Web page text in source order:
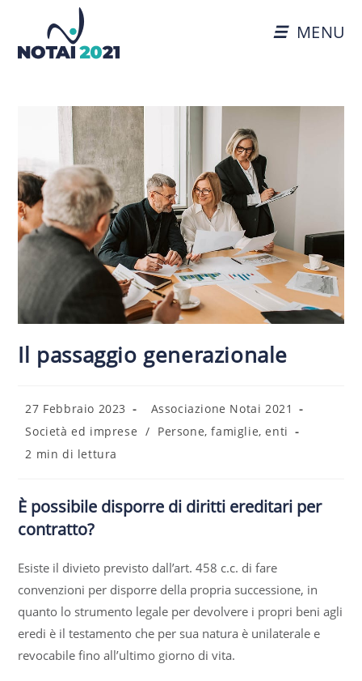
MENU
Il passaggio generazionale
27 Febbraio 2023
Associazione Notai 2021
Società ed imprese / Persone, famiglie, enti
2 min di lettura
È possibile disporre di diritti ereditari per
contratto?
Esiste il divieto previsto dall’art. 458 c.c. di fare
convenzioni per disporre della propria successione, in
quanto lo strumento legale per devolvere i propri beni agli
eredi è il testamento che per sua natura è unilaterale e
revocabile fino all’ultimo giorno di vita.